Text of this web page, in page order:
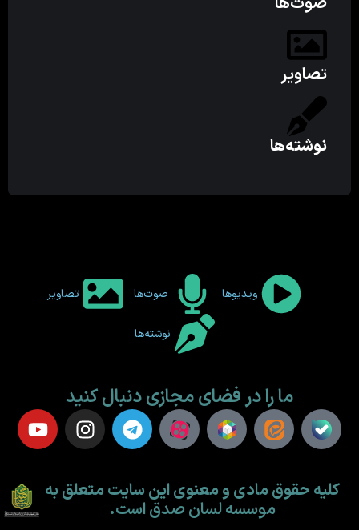
تصاویر
نوشته‌ها
ویدیوها صوت‌ها تصاویر
نوشته‌ها
ما را در فضای مجازی دنبال کنید
کلیه حقوق مادی و معنوی این سایت متعلق به
موسسه لسان صدق است.